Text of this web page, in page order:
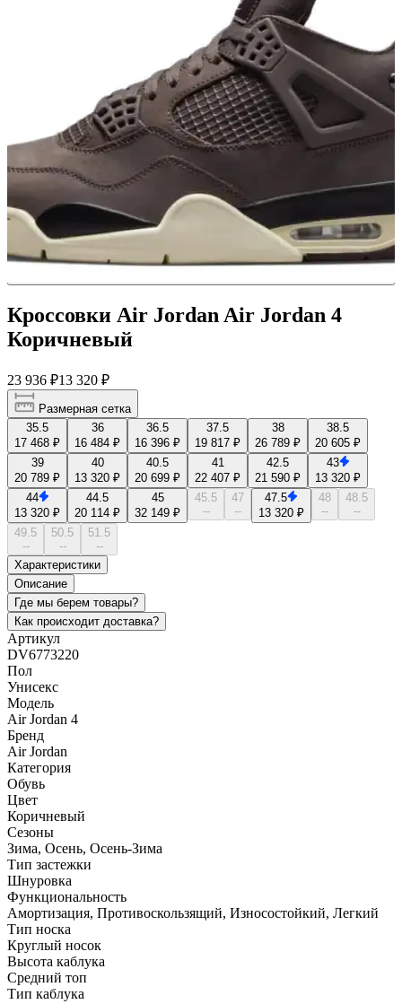
Кроссовки Air Jordan Air Jordan 4
Коричневый
23 936 ₽13 320 ₽
Размерная сетка
35.5
17 468 ₽
36
16 484 ₽
36.5
16 396 ₽
37.5
19 817 ₽
38
26 789 ₽
38.5
20 605 ₽
39
20 789 ₽
40
13 320 ₽
40.5
20 699 ₽
41
22 407 ₽
42.5
21 590 ₽
43
13 320 ₽
44
13 320 ₽
44.5
20 114 ₽
45
32 149 ₽
45.5
--
47
--
47.5
13 320 ₽
48
--
48.5
--
49.5
--
50.5
--
51.5
--
Характеристики
Описание
Где мы берем товары?
Как происходит доставка?
Артикул
DV6773220
Пол
Унисекс
Модель
Air Jordan 4
Бренд
Air Jordan
Категория
Обувь
Цвет
Коричневый
Сезоны
Зима, Осень, Осень-Зима
Тип застежки
Шнуровка
Функциональность
Амортизация, Противоскользящий, Износостойкий, Легкий
Тип носка
Круглый носок
Высота каблука
Средний топ
Тип каблука